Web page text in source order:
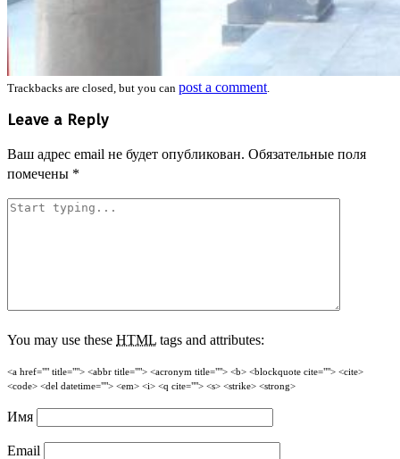
Trackbacks are closed, but you can post a comment.
Leave a Reply
Ваш адрес email не будет опубликован. Обязательные поля
помечены *
You may use these HTML tags and attributes:
<a href="" title=""> <abbr title=""> <acronym title=""> <b> <blockquote cite=""> <cite>
<code> <del datetime=""> <em> <i> <q cite=""> <s> <strike> <strong>
Имя
Email